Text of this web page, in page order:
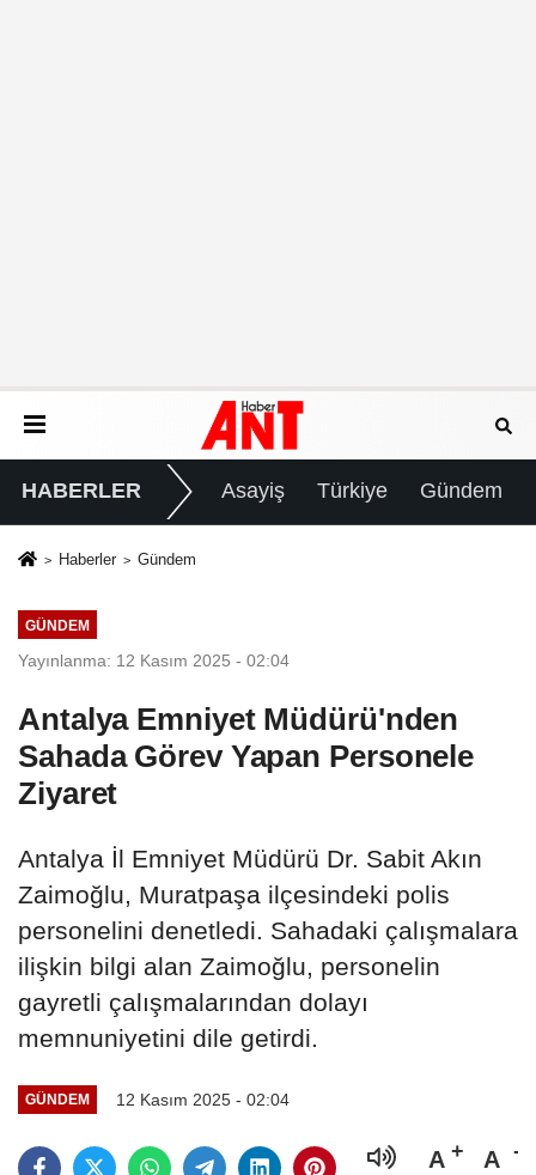
HABERLER Asayiş Türkiye Gündem
Haberler Gündem
GÜNDEM
Yayınlanma: 12 Kasım 2025 - 02:04
Antalya Emniyet Müdürü'nden
Sahada Görev Yapan Personele
Ziyaret
Antalya İl Emniyet Müdürü Dr. Sabit Akın
Zaimoğlu, Muratpaşa ilçesindeki polis
personelini denetledi. Sahadaki çalışmalara
ilişkin bilgi alan Zaimoğlu, personelin
gayretli çalışmalarından dolayı
memnuniyetini dile getirdi.
GÜNDEM 12 Kasım 2025 - 02:04
A A